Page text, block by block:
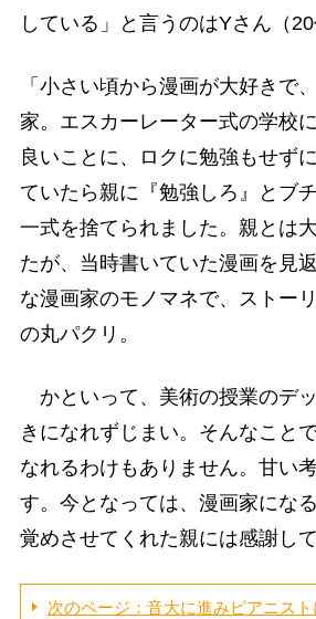
している」と言うのはYさん（20
「小さい頃から漫画が大好きで
家。エスカーレーター式の学校
良いことに、ロクに勉強もせず
ていたら親に『勉強しろ』とブ
一式を捨てられました。親とは
たが、当時書いていた漫画を見
な漫画家のモノマネで、ストー
の丸パクリ。
かといって、美術の授業のデ
きになれずじまい。そんなこと
なれるわけもありません。甘い
す。今となっては、漫画家にな
覚めさせてくれた親には感謝して
次のページ：音大に進みピアニス